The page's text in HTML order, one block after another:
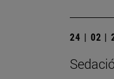
24 | 02 |